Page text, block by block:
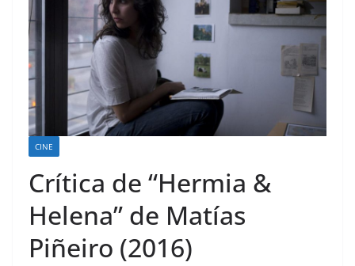
CINE
Crítica de “Hermia &
Helena” de Matías
Piñeiro (2016)